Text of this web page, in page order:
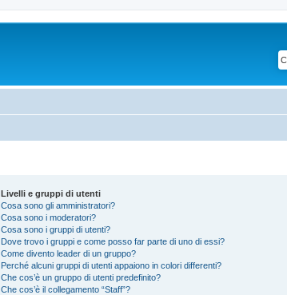
Livelli e gruppi di utenti
Cosa sono gli amministratori?
Cosa sono i moderatori?
Cosa sono i gruppi di utenti?
Dove trovo i gruppi e come posso far parte di uno di essi?
Come divento leader di un gruppo?
Perché alcuni gruppi di utenti appaiono in colori differenti?
Che cos’è un gruppo di utenti predefinito?
Che cos’è il collegamento “Staff”?